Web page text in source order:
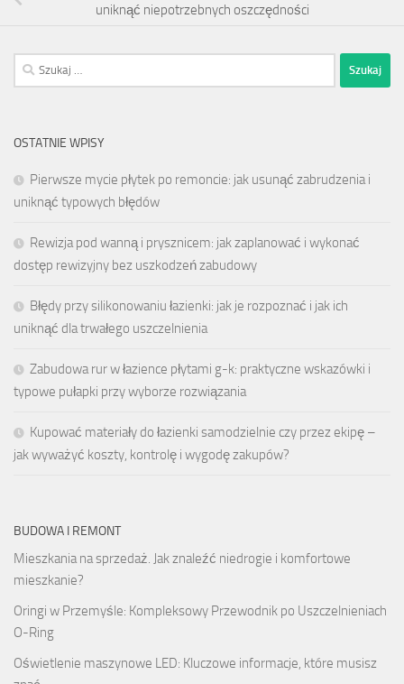
uniknąć niepotrzebnych oszczędności
Szukaj:
OSTATNIE WPISY
Pierwsze mycie płytek po remoncie: jak usunąć zabrudzenia i
uniknąć typowych błędów
Rewizja pod wanną i prysznicem: jak zaplanować i wykonać
dostęp rewizyjny bez uszkodzeń zabudowy
Błędy przy silikonowaniu łazienki: jak je rozpoznać i jak ich
uniknąć dla trwałego uszczelnienia
Zabudowa rur w łazience płytami g-k: praktyczne wskazówki i
typowe pułapki przy wyborze rozwiązania
Kupować materiały do łazienki samodzielnie czy przez ekipę –
jak wyważyć koszty, kontrolę i wygodę zakupów?
BUDOWA I REMONT
Mieszkania na sprzedaż. Jak znaleźć niedrogie i komfortowe
mieszkanie?
Oringi w Przemyśle: Kompleksowy Przewodnik po Uszczelnieniach
O-Ring
Oświetlenie maszynowe LED: Kluczowe informacje, które musisz